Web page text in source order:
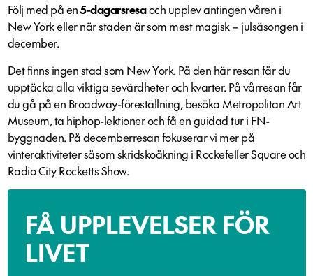
Följ med på en5-dagarsresaoch upplev antingen våren i
New York eller när staden är som mest magisk – julsäsongen i
december.
Det finns ingen stad som New York. På den här resan får du
upptäcka alla viktiga sevärdheter och kvarter. På vårresan får
du gå på en Broadway-föreställning, besöka Metropolitan Art
Museum, ta hiphop-lektioner och få en guidad tur i FN-
byggnaden. På decemberresan fokuserar vi mer på
vinteraktiviteter såsom skridskoåkning i Rockefeller Square och
Radio City Rocketts Show.
FÅ UPPLEVELSER FÖR
LIVET